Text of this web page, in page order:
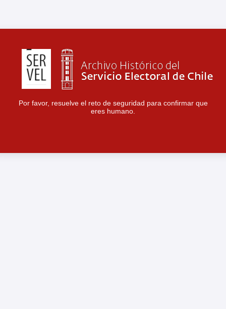
Por favor, resuelve el reto de seguridad para confirmar que
eres humano.